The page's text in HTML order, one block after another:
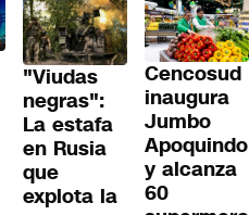
"Viudas
negras":
La estafa
en Rusia
que
explota la
Cencosud
inaugura
Jumbo
Apoquindo
y alcanza
60